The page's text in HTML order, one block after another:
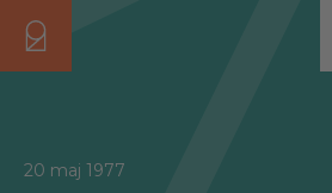
20 maj 1977